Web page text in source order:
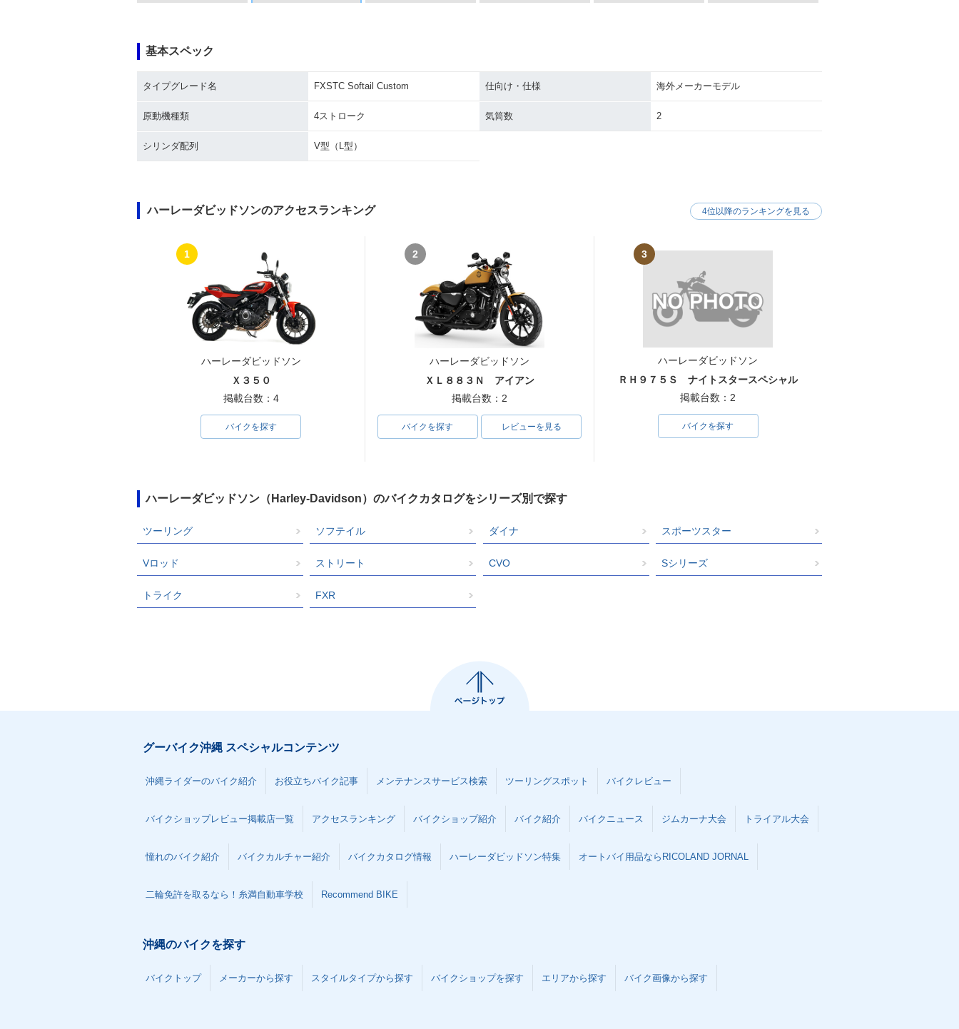
1998年 FXSTC Softail
1997年 FXSTC Softail
1996年 FXSTC Softail
1995年 FXSTC Softail
1994年 FXSTC Softail
1993年 FXSTC Softail
1992年 FXSTC Softail
1988年 FXSTC Softail
1987年 FXSTC Softail
基本スペック
タイプグレード名 FXSTC Softail Custom 仕向け・仕様 海外メーカーモデル
原動機種類 4ストローク 気筒数 2
シリンダ配列 V型（L型）
ハーレーダビッドソンのアクセスランキング
1
ハーレーダビッドソン
Ｘ３５０
掲載台数：4
バイクを探す
2
ハーレーダビッドソン
ＸＬ８８３Ｎ アイアン
掲載台数：2
バイクを探す レビューを見る
3
ハーレーダビッドソン
ＲＨ９７５Ｓ ナイトスタースペシャル
掲載台数：2
バイクを探す
4位以降のランキングを見る
ハーレーダビッドソン（Harley-Davidson）のバイクカタログをシリーズ別で探す
ツーリング ソフテイル ダイナ スポーツスター
Vロッド ストリート CVO Sシリーズ
トライク FXR
グーバイク沖縄 スペシャルコンテンツ
沖縄ライダーのバイク紹介 お役立ちバイク記事 メンテナンスサービス検索 ツーリングスポット バイクレビュー
バイクショップレビュー掲載店一覧 アクセスランキング バイクショップ紹介 バイク紹介 バイクニュース ジムカーナ大会 トライアル大会
憧れのバイク紹介 バイクカルチャー紹介 バイクカタログ情報 ハーレーダビッドソン特集 オートバイ用品ならRICOLAND JORNAL
二輪免許を取るなら！糸満自動車学校 Recommend BIKE
沖縄のバイクを探す
バイクトップ メーカーから探す スタイルタイプから探す バイクショップを探す エリアから探す バイク画像から探す